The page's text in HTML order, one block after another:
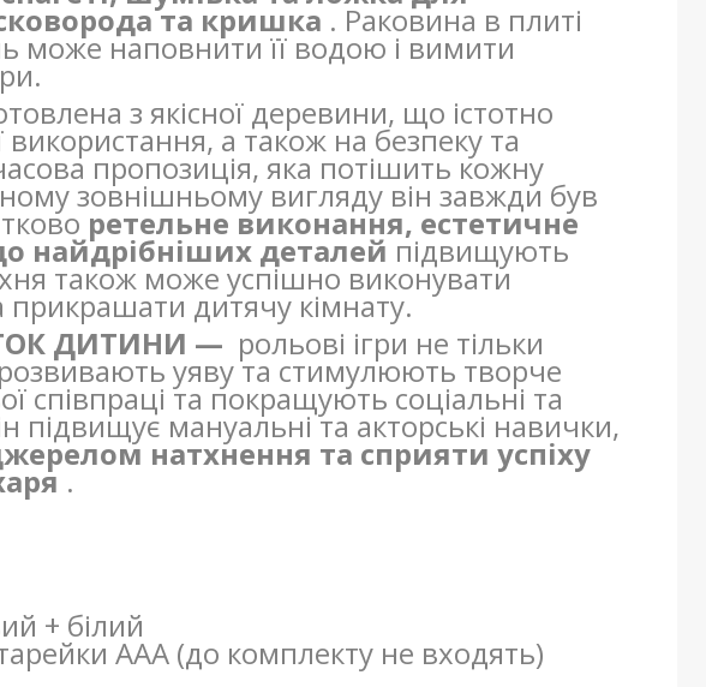
та кришка . Раковина в плиті
може наповнити її водою і вимити
з якісної деревини, що істотно
використання, а також на безпеку та
пропозиція, яка потішить кожну
зовнішньому вигляду він завжди був
ретельне виконання, естетичне
найдрібніших деталей підвищують
також може успішно виконувати
дитячу кімнату.
ДИТИНИ — рольові ігри не тільки
уяву та стимулюють творче
співпраці та покращують соціальні та
підвищує мануальні та акторські навички,
натхнення та сприяти успіху
.
+ білий
ААА (до комплекту не входять)